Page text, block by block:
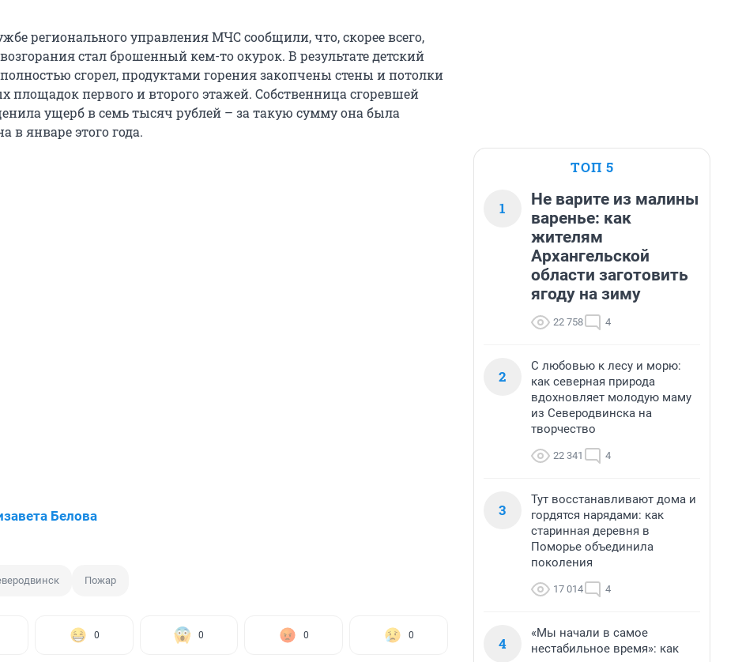
регионального управления МЧС сообщили, что, скорее всего,
стал брошенный кем-то окурок. В результате детский
сгорел, продуктами горения закопчены стены и потолки
площадок первого и второго этажей. Собственница сгоревшей
ущерб в семь тысяч рублей – за такую сумму она была
в январе этого года.
Белова
Пожар
0 0 0 0
ТОП 5
1
Не варите из малины
варенье: как
жителям
Архангельской
области заготовить
ягоду на зиму
22 758 4
2
С любовью к лесу и морю:
как северная природа
вдохновляет молодую маму
из Северодвинска на
творчество
22 341 4
3
Тут восстанавливают дома и
гордятся нарядами: как
старинная деревня в
Поморье объединила
поколения
17 014 4
4
«Мы начали в самое
нестабильное время»: как